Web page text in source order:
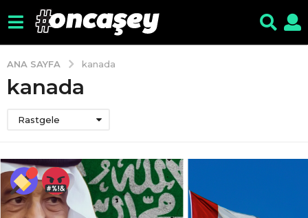
ANA SAYFA kanada
kanada
Rastgele